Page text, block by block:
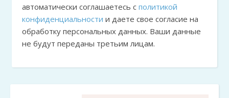
автоматически соглашаетесь с политикой
конфиденциальности и даете свое согласие на
обработку персональных данных. Ваши данные
не будут переданы третьим лицам.